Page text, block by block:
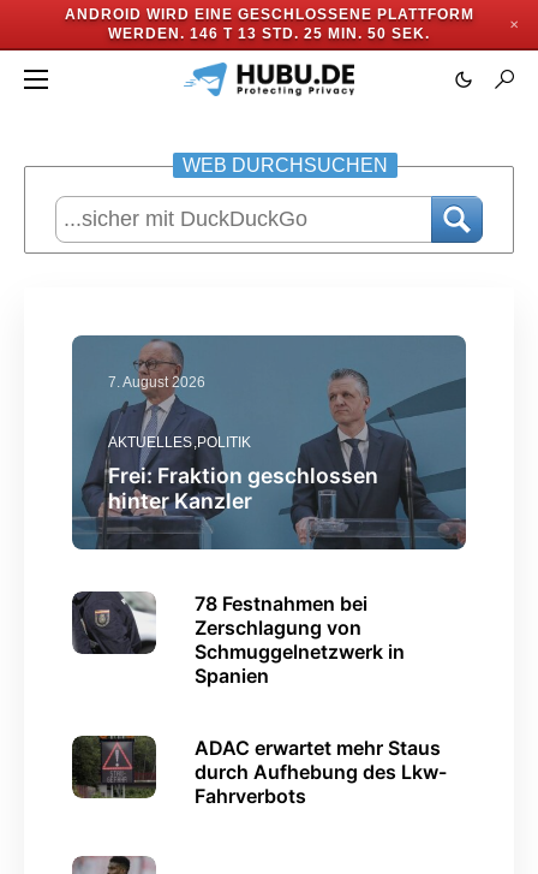
ANDROID WIRD EINE GESCHLOSSENE PLATTFORM
WERDEN. 146 T 13 STD. 25 MIN. 48 SEK.
✕
WEB DURCHSUCHEN
7. August 2026
AKTUELLES POLITIK
Frei: Fraktion geschlossen
hinter Kanzler
78 Festnahmen bei
Zerschlagung von
Schmuggelnetzwerk in
Spanien
ADAC erwartet mehr Staus
durch Aufhebung des Lkw-
Fahrverbots